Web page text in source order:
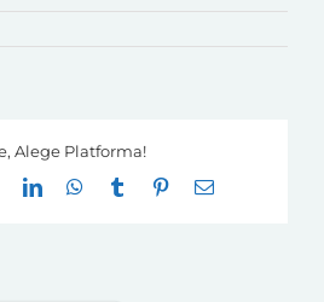
Alege Platforma!
LinkedInWhatsApp
Tumblr Pinterest
E-